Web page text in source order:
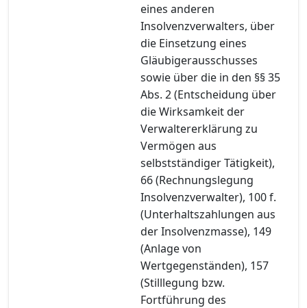
eines anderen
Insolvenzverwalters, über
die Einsetzung eines
Gläubigerausschusses
sowie über die in den §§ 35
Abs. 2 (Entscheidung über
die Wirksamkeit der
Verwaltererklärung zu
Vermögen aus
selbstständiger Tätigkeit),
66 (Rechnungslegung
Insolvenzverwalter), 100 f.
(Unterhaltszahlungen aus
der Insolvenzmasse), 149
(Anlage von
Wertgegenständen), 157
(Stilllegung bzw.
Fortführung des